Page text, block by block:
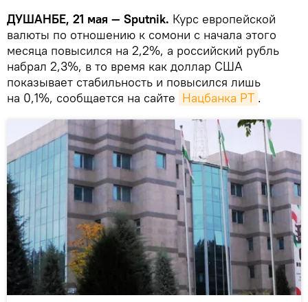
ДУШАНБЕ, 21 мая — Sputnik. Курс европейской
валюты по отношению к сомони с начала этого
месяца повысился на 2,2%, а российский рубль
набрал 2,3%, в то время как доллар США
показывает стабильность и повысился лишь
на 0,1%, сообщается на сайте Нацбанка РТ .